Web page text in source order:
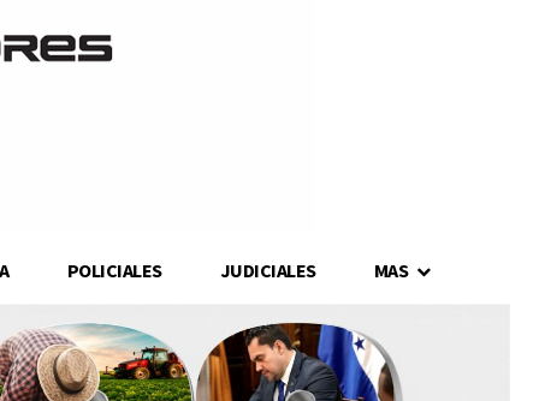
POLICIALES JUDICIALES MAS